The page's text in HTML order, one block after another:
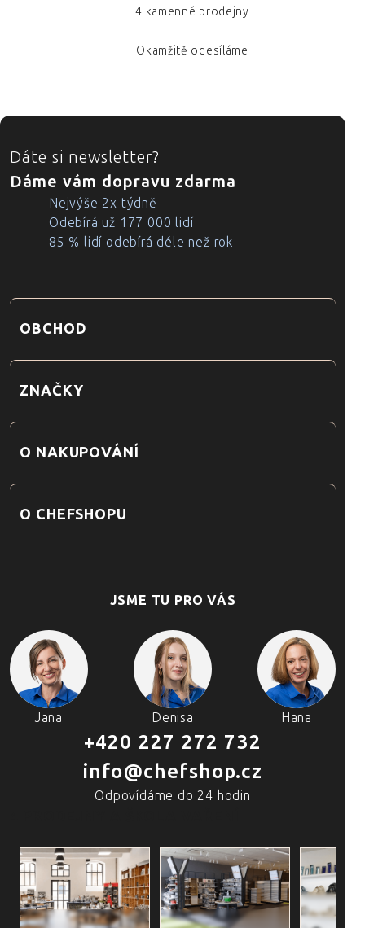
4 kamenné prodejny
Okamžitě odesíláme
ZÁPATÍ
Dáte si newsletter?
Dáme vám dopravu zdarma
Nejvýše 2x týdně
Odebírá už 177 000 lidí
85 % lidí odebírá déle než rok
OBCHOD
ZNAČKY
O NAKUPOVÁNÍ
O CHEFSHOPU
JSME TU PRO VÁS
Jana Denisa Hana
+420 227 272 732
info@chefshop.cz
Odpovídáme do 24 hodin